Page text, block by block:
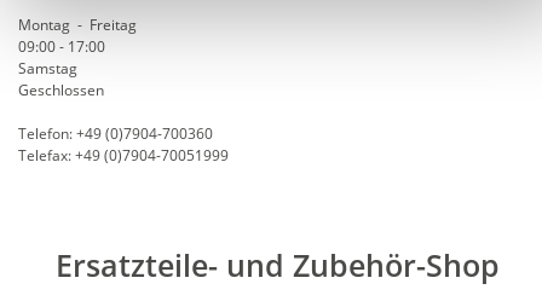
Montag - Freitag
09:00 - 17:00
Samstag
Geschlossen
Telefon: +49 (0)7904-700360
Telefax: +49 (0)7904-70051999
Ersatzteile- und Zubehör-Shop